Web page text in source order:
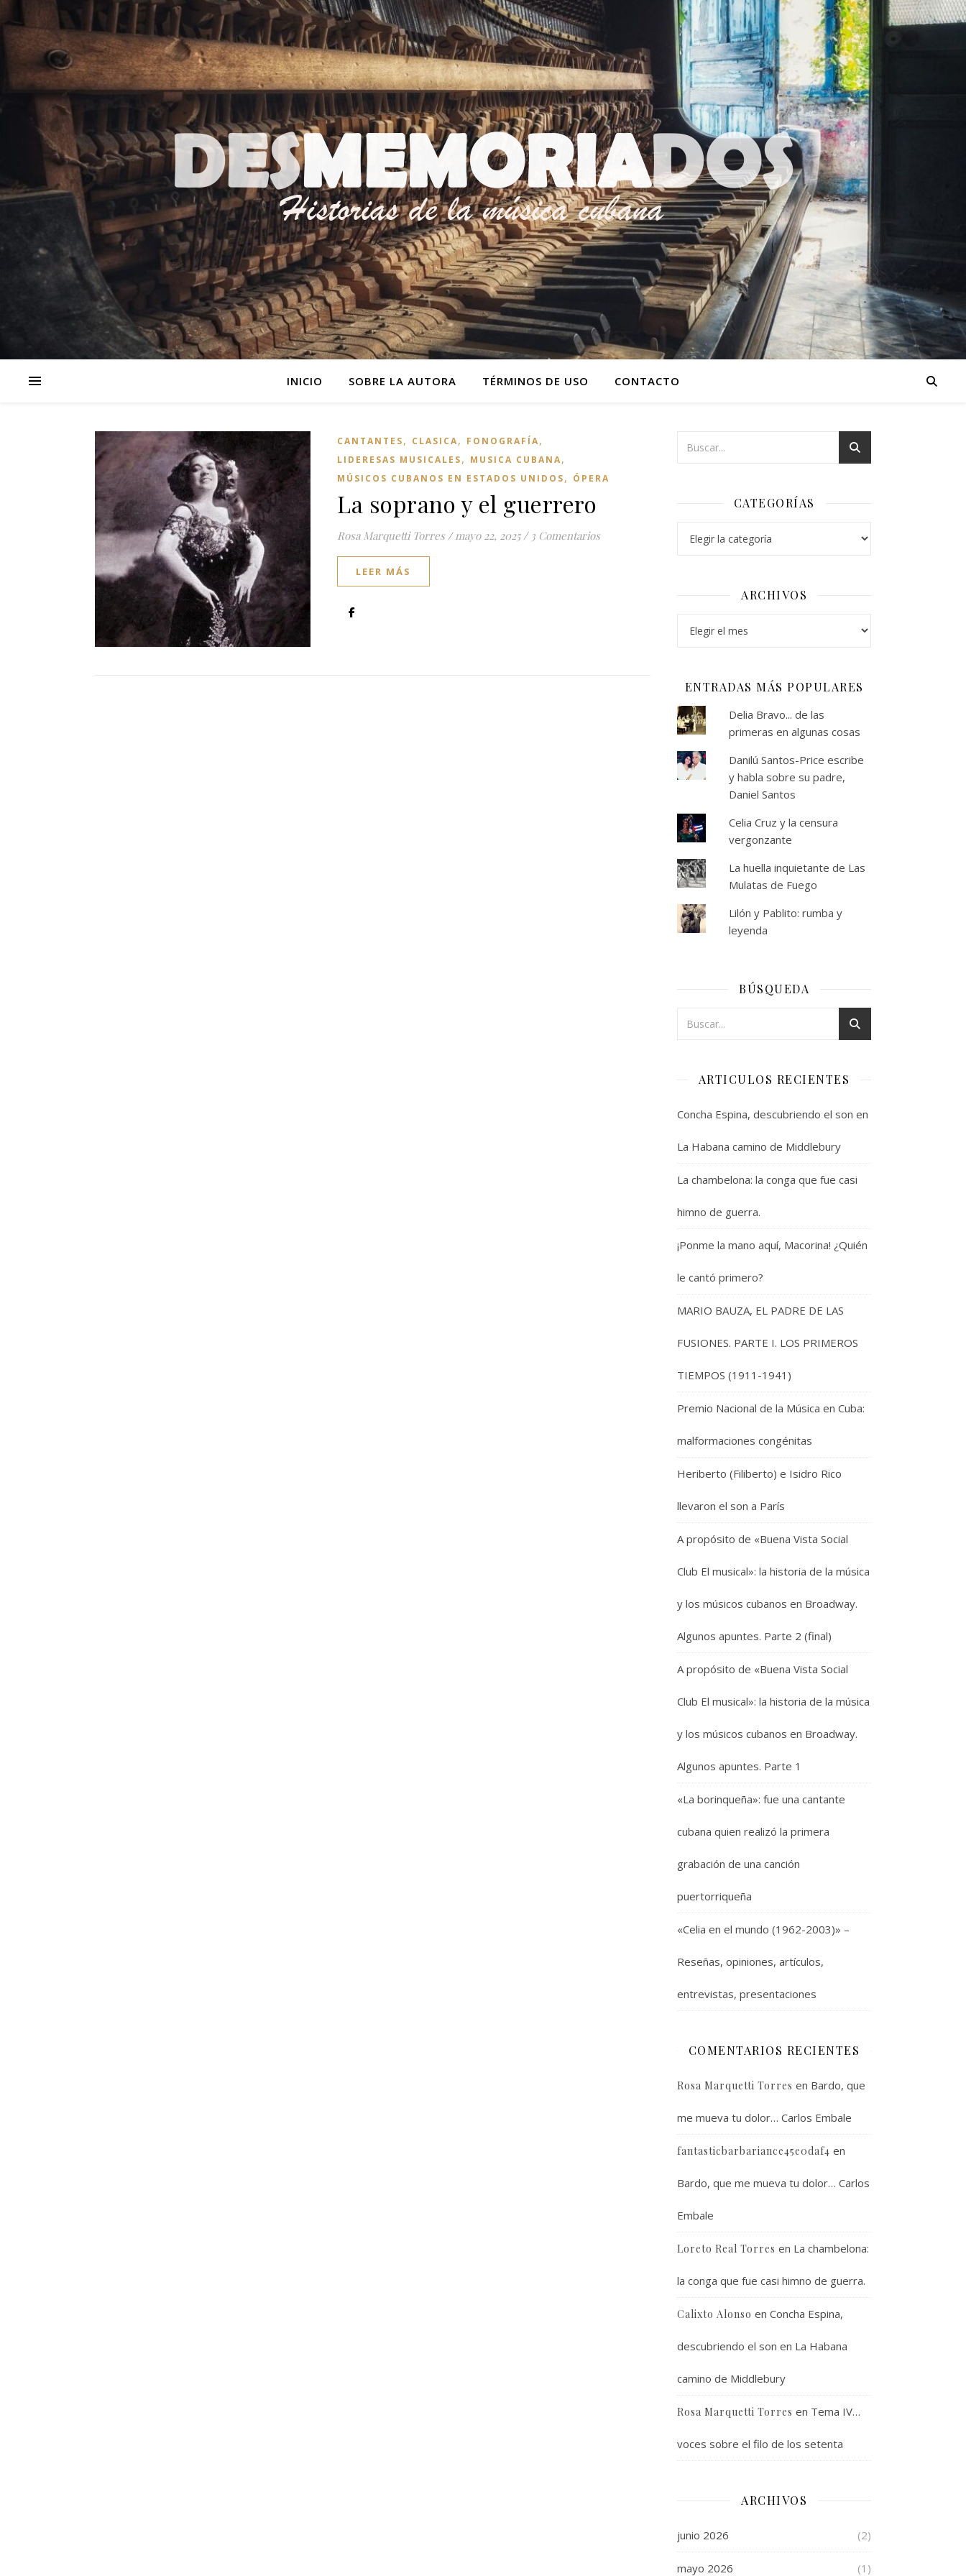
INICIO SOBRE LA AUTORA TÉRMINOS DE USO CONTACTO
CANTANTES, CLASICA, FONOGRAFÍA,
LIDERESAS MUSICALES, MUSICA CUBANA,
MÚSICOS CUBANOS EN ESTADOS UNIDOS, ÓPERA
La soprano y el guerrero
Rosa Marquetti Torres / mayo 22, 2025 / 3 Comentarios
LEER MÁS
CATEGORÍAS
ARCHIVOS
ENTRADAS MÁS POPULARES
Delia Bravo... de las
primeras en algunas cosas
Danilú Santos-Price escribe
y habla sobre su padre,
Daniel Santos
Celia Cruz y la censura
vergonzante
La huella inquietante de Las
Mulatas de Fuego
Lilón y Pablito: rumba y
leyenda
BÚSQUEDA
ARTICULOS RECIENTES
Concha Espina, descubriendo el son en
La Habana camino de Middlebury
La chambelona: la conga que fue casi
himno de guerra.
¡Ponme la mano aquí, Macorina! ¿Quién
le cantó primero?
MARIO BAUZA, EL PADRE DE LAS
FUSIONES. PARTE I. LOS PRIMEROS
TIEMPOS (1911-1941)
Premio Nacional de la Música en Cuba:
malformaciones congénitas
Heriberto (Filiberto) e Isidro Rico
llevaron el son a París
A propósito de «Buena Vista Social
Club El musical»: la historia de la música
y los músicos cubanos en Broadway.
Algunos apuntes. Parte 2 (final)
A propósito de «Buena Vista Social
Club El musical»: la historia de la música
y los músicos cubanos en Broadway.
Algunos apuntes. Parte 1
«La borinqueña»: fue una cantante
cubana quien realizó la primera
grabación de una canción
puertorriqueña
«Celia en el mundo (1962-2003)» –
Reseñas, opiniones, artículos,
entrevistas, presentaciones
COMENTARIOS RECIENTES
Rosa Marquetti Torres en Bardo, que
me mueva tu dolor… Carlos Embale
fantasticbarbariance45e0daf4 en
Bardo, que me mueva tu dolor… Carlos
Embale
Loreto Real Torres en La chambelona:
la conga que fue casi himno de guerra.
Calixto Alonso en Concha Espina,
descubriendo el son en La Habana
camino de Middlebury
Rosa Marquetti Torres en Tema IV…
voces sobre el filo de los setenta
ARCHIVOS
junio 2026 (2)
mayo 2026 (1)